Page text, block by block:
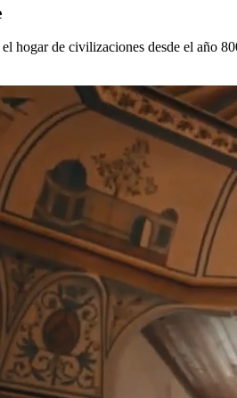
hogar de civilizaciones desde el año